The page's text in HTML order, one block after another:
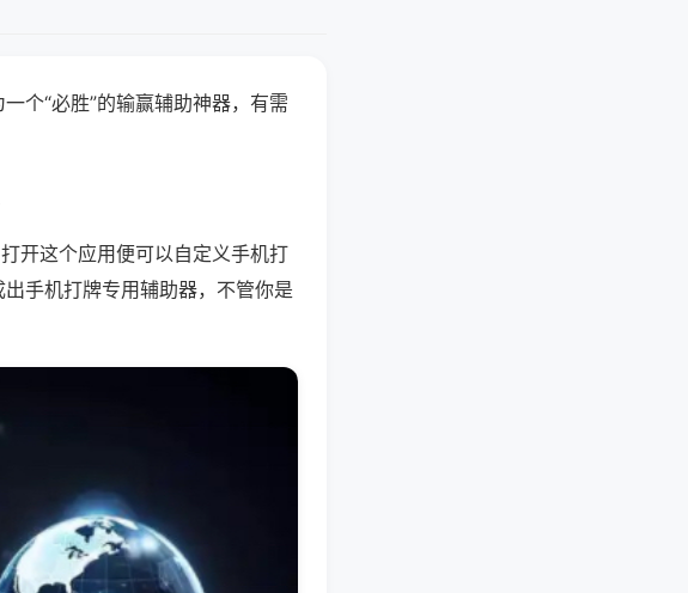
个“必胜”的输赢辅助神器，有需
开这个应用便可以自定义手机打
手机打牌专用辅助器，不管你是